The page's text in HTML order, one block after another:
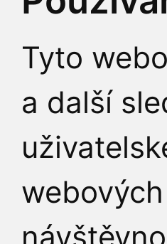
Tyto
a další